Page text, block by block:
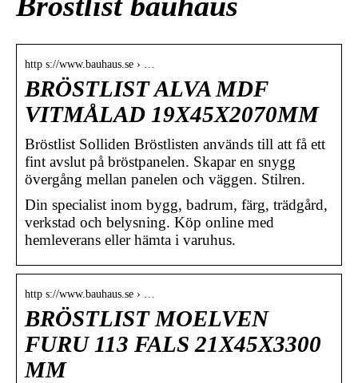
http s://www.bauhaus.se › …
BRÖSTLIST ALVA MDF
VITMÅLAD 19X45X2070MM
Bröstlist Solliden Bröstlisten används till att få ett
fint avslut på bröstpanelen. Skapar en snygg
övergång mellan panelen och väggen. Stilren.
Din specialist inom bygg, badrum, färg, trädgård,
verkstad och belysning. Köp online med
hemleverans eller hämta i varuhus.
http s://www.bauhaus.se › …
BRÖSTLIST MOELVEN
FURU 113 FALS 21X45X3300
MM